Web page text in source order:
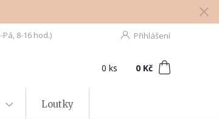
Přihlášení
Pá, 8-16 hod.)
0 ks 0 Kč
Loutky